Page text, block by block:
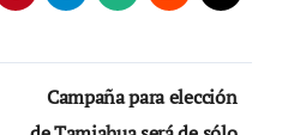
Campaña para elección